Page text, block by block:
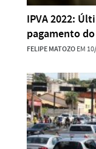
IPVA 2022:
pagamento do
FELIPE MATOZOEM